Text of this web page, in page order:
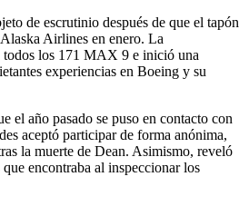
de escrutinio después de que el tapón
Airlines en enero. La
los 171 MAX 9 e inició una
experiencias en Boeing y su
el año pasado se puso en contacto con
aceptó participar de forma anónima,
la muerte de Dean. Asimismo, reveló
encontraba al inspeccionar los